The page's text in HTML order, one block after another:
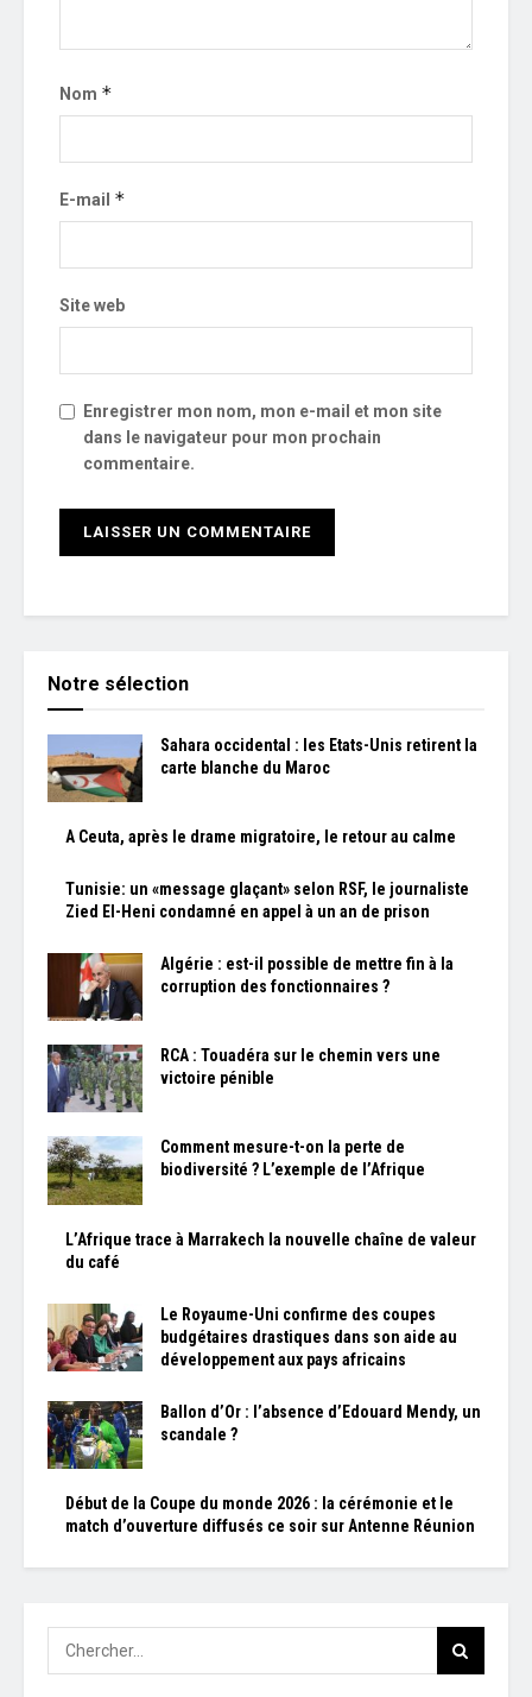
Nom *
E-mail *
Site web
Enregistrer mon nom, mon e-mail et mon site
dans le navigateur pour mon prochain
commentaire.
Notre sélection
Sahara occidental : les Etats-Unis retirent la
carte blanche du Maroc
A Ceuta, après le drame migratoire, le retour au calme
Tunisie: un «message glaçant» selon RSF, le journaliste
Zied El-Heni condamné en appel à un an de prison
Algérie : est-il possible de mettre fin à la
corruption des fonctionnaires ?
RCA : Touadéra sur le chemin vers une
victoire pénible
Comment mesure-t-on la perte de
biodiversité ? L’exemple de l’Afrique
L’Afrique trace à Marrakech la nouvelle chaîne de valeur
du café
Le Royaume-Uni confirme des coupes
budgétaires drastiques dans son aide au
développement aux pays africains
Ballon d’Or : l’absence d’Edouard Mendy, un
scandale ?
Début de la Coupe du monde 2026 : la cérémonie et le
match d’ouverture diffusés ce soir sur Antenne Réunion